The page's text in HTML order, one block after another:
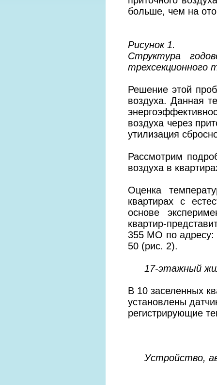
больше, чем на
Рисунок 1.
Структура
трехсекционного
Решение этой
воздуха. Данная
воздуха через
утилизация
Рассмотрим
воздуха в
Оценка
квартирах с
основе
квартир-
355 МО по адресу:
50 (рис. 2).
17-этажный
В 10 заселенных
установлены
регистрирующие
Устройство,